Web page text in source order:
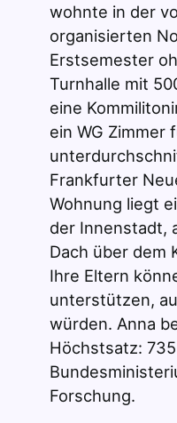
wohnte in der
organisierten
Erstsemester
Turnhalle mit
eine
ein WG Zimmer
Frankfurter
Wohnung liegt
der Innenstadt,
Dach über dem
Ihre Eltern
unterstützen,
würden. Anna
Höchstsatz:
Forschung.